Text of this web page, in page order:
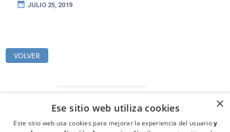
calendar_month JULIO 25, 2019
VOLVER
×
Ese sitio web utiliza cookies
Este sitio web usa cookies para mejorar la experiencia del usuarioy